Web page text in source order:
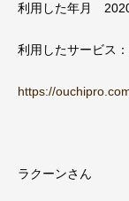
利用した年月
利用したサービス
https://
ラクーンさん